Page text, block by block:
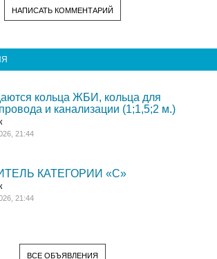
НАПИСАТЬ КОММЕНТАРИЙ
кольца ЖБИ, кольца для
и канализации (1;1,5;2 м.)
21:44
КАТЕГОРИИ «C»
21:44
ВСЕ ОБЪЯВЛЕНИЯ